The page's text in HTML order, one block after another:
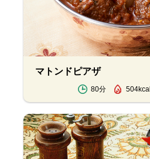
マトンドピアザ
80分 504kcal